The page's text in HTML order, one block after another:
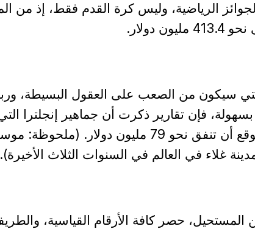
الجوائز الرياضية، وليس كرة القدم فقط، إذ من
دولار.
سيكون من الصعب على العقول البسيطة،
فإن تقارير ذكرت أن جماهير إنجلترا
سافرت إلى روسيا من المتوقع أن تنفق نحو 79 مليون دولار.
غلاء في العالم في السنوات الثلاث الأخيرة).
حصر كافة الأرقام القياسية،